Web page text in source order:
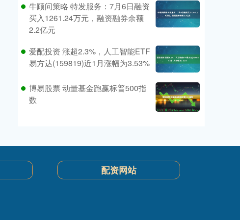
牛顾问策略 特发服务：7月6日融资
买入1261.24万元，融资融券余额
2.2亿元
爱配投资 涨超2.3%，人工智能ETF
易方达(159819)近1月涨幅为3.53%
博易股票 动量基金跑赢标普500指
数
配资网站